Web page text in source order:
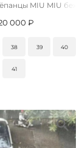
MIU MIU
000 ₽
38 39 40
41